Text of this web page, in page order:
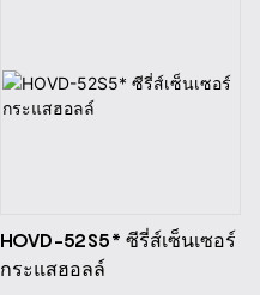
HOVD-52S5* ซีรี่ส์เซ็นเซอร์
กระแสฮอลล์